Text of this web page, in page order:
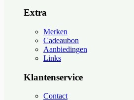
Extra
Merken
Cadeaubon
Aanbiedingen
Links
Klantenservice
Contact